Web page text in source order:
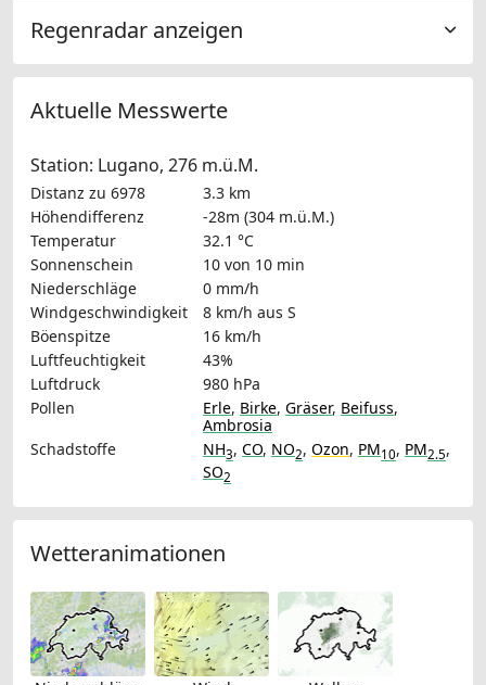
Regenradar anzeigen
Aktuelle Messwerte
Station: Lugano, 276 m.ü.M.
Distanz zu 6978
3.3 km
Höhendifferenz
-28m (304 m.ü.M.)
Temperatur
32.1 °C
Sonnenschein
10 von 10 min
Niederschläge
0 mm/h
Windgeschwindigkeit
8 km/h aus S
Böenspitze
16 km/h
Luftfeuchtigkeit
43%
Luftdruck
980 hPa
Pollen
Erle, Birke, Gräser, Beifuss,
Ambrosia
Schadstoffe
NH3, CO, NO2, Ozon, PM10, PM2.5,
SO2
Wetteranimationen